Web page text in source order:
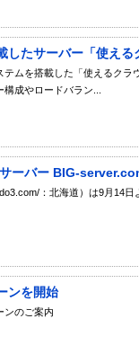
したサーバー「使える
ムを搭載した「使えるク
成やロードバラン...
ーバー BIG-
：北海道）は9月14
ンを開始
ンのご案内